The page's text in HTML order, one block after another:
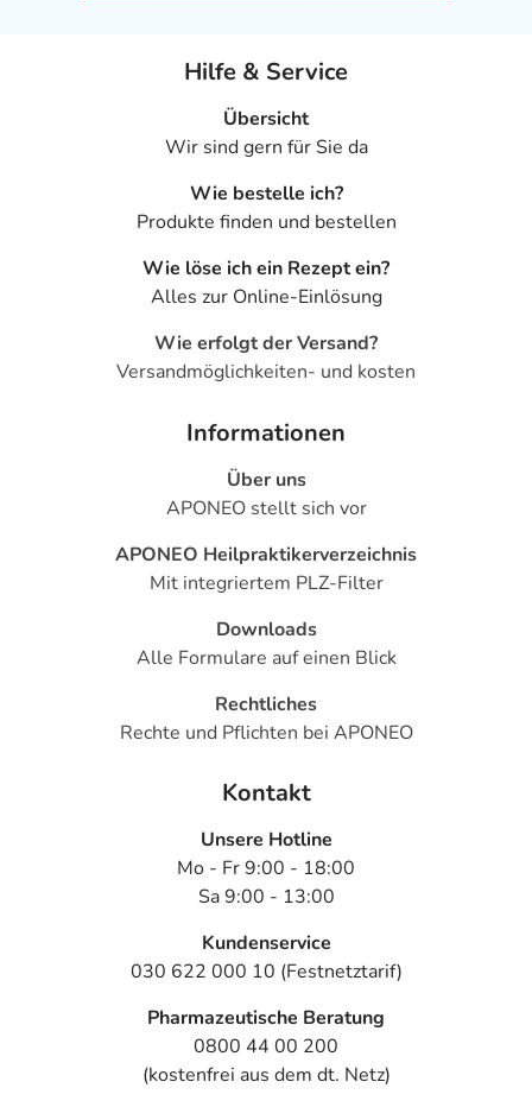
Hilfe & Service
Übersicht
Wir sind gern für Sie da
Wie bestelle ich?
Produkte finden und bestellen
Wie löse ich ein Rezept ein?
Alles zur Online-Einlösung
Wie erfolgt der Versand?
Versandmöglichkeiten- und kosten
Informationen
Über uns
APONEO stellt sich vor
APONEO Heilpraktikerverzeichnis
Mit integriertem PLZ-Filter
Downloads
Alle Formulare auf einen Blick
Rechtliches
Rechte und Pflichten bei APONEO
Kontakt
Unsere Hotline
Mo - Fr 9:00 - 18:00
Sa 9:00 - 13:00
Kundenservice
030 622 000 10 (Festnetztarif)
Pharmazeutische Beratung
0800 44 00 200
(kostenfrei aus dem dt. Netz)